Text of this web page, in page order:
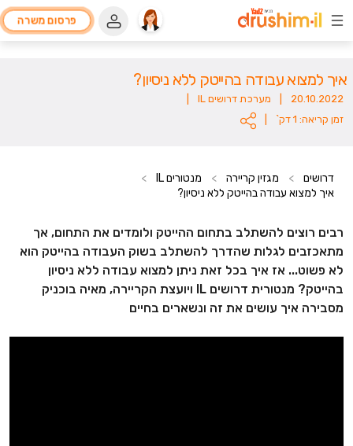
פרסום משרה
איך למצוא עבודה בהייטק ללא ניסיון?
20.10.2022 מערכת דרושים IL
זמן קריאה: 1 דק`
דרושים > מגזין קריירה > מנטורים IL
>
איך למצוא עבודה בהייטק ללא ניסיון?
רבים רוצים להשתלב בתחום ההייטק ולומדים את התחום, אך
מתאכזבים לגלות שהדרך להשתלב בשוק העבודה בהייטק הוא
לא פשוט... אז איך בכל זאת ניתן למצוא עבודה ללא ניסיון
בהייטק? מנטורית דרושים IL ויועצת הקריירה, מאיה בוכניק
מסבירה איך עושים את זה ונשארים בחיים